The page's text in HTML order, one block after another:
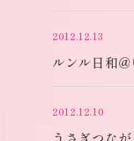
2012.12.13
ルンル日和
2012.12.10